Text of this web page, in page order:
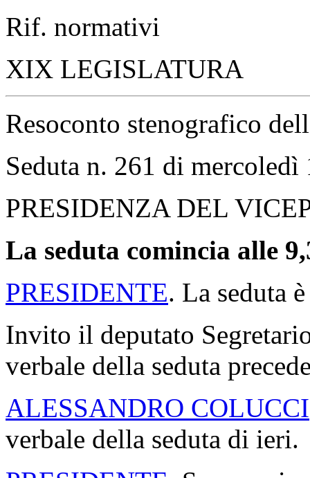
Rif. normativi
XIX LEGISLATURA
Resoconto stenografico
Seduta n. 261 di mercoledì
PRESIDENZA DEL
La seduta comincia alle
PRESIDENTE. La seduta
Invito il deputato
verbale della seduta
ALESSANDRO COLUCCI
verbale della seduta di ieri.